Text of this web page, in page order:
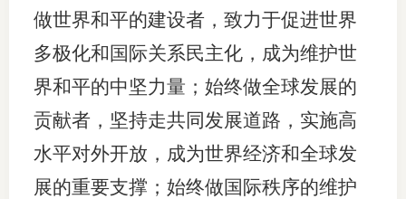
做世界和平的建设者，致力于促进世界
多极化和国际关系民主化，成为维护世
界和平的中坚力量；始终做全球发展的
贡献者，坚持走共同发展道路，实施高
水平对外开放，成为世界经济和全球发
展的重要支撑；始终做国际秩序的维护